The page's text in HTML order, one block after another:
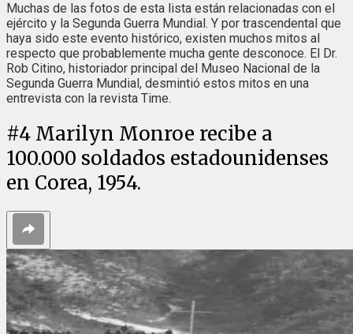
Muchas de las fotos de esta lista están relacionadas con el
ejército y la Segunda Guerra Mundial. Y por trascendental que
haya sido este evento histórico, existen muchos mitos al
respecto que probablemente mucha gente desconoce. El Dr.
Rob Citino, historiador principal del Museo Nacional de la
Segunda Guerra Mundial, desmintió estos mitos en una
entrevista con la revista Time.
#4 Marilyn Monroe recibe a
100.000 soldados estadounidenses
en Corea, 1954.